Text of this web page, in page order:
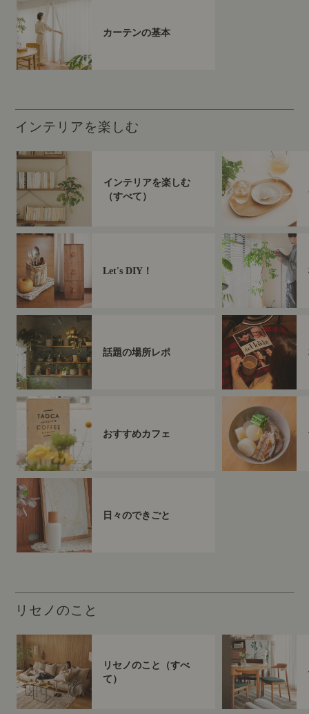
カーテンの基本
インテリアを楽しむ
インテリアを楽しむ
（すべて）
Let's DIY！
話題の場所レポ
おすすめカフェ
日々のできごと
リセノのこと
リセノのこと（すべ
て）